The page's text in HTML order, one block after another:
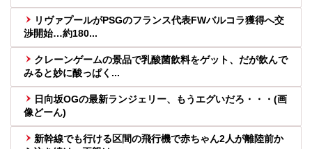
リヴァプールがPSGのフランス代表FWバルコラ獲得へ交
渉開始…約180...
クレーンゲームの景品で乳酸菌飲料をゲット、だが飲んで
みると妙に酸っぱく...
日向坂OGの最新ランジェリー、もうエグいだろ・・・(画
像どーん)
新幹線でも行ける区間の飛行機で赤ちゃん2人が離陸前か